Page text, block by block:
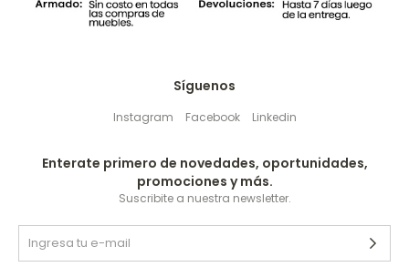
Síguenos
Instagram Facebook Linkedin
Enterate primero de novedades, oportunidades,
promociones y más.
Suscribite a nuestra newsletter.